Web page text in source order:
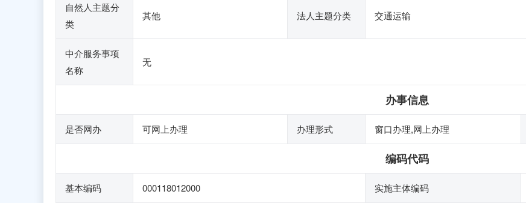
自然人主题分
类
其他 法人主题分类 交通运输
中介服务事项
名称
无
办事信息
是否网办 可网上办理 办理形式 窗口办理,网上办理
编码代码
基本编码 000118012000 实施主体编码